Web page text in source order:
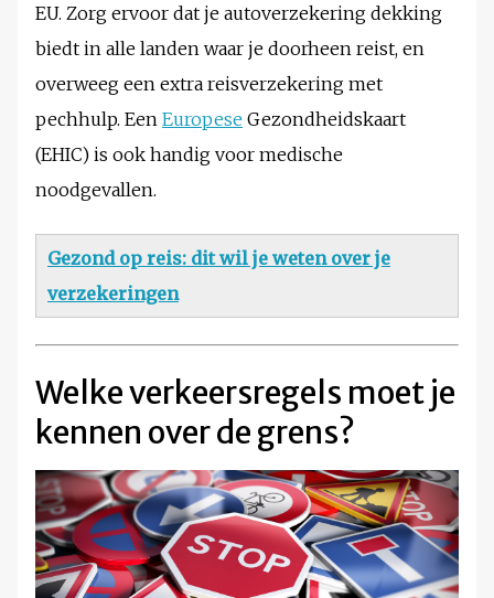
EU. Zorg ervoor dat je autoverzekering dekking
biedt in alle landen waar je doorheen reist, en
overweeg een extra reisverzekering met
pechhulp. Een Europese Gezondheidskaart
(EHIC) is ook handig voor medische
noodgevallen.
Gezond op reis: dit wil je weten over je
verzekeringen
Welke verkeersregels moet je
kennen over de grens?